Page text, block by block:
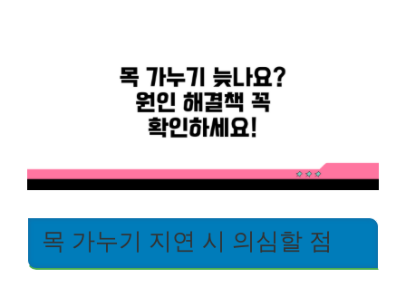
목 가누기 지연 시 의심할 점